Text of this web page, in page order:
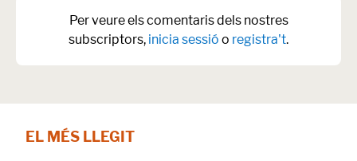
Per veure els comentaris dels nostres
subscriptors, inicia sessió o registra't.
EL MÉS LLEGIT